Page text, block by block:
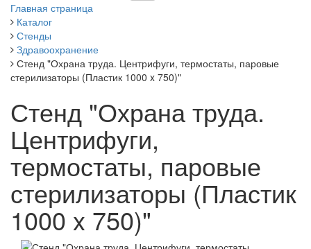
Главная страница
Каталог
Стенды
Здравоохранение
Стенд "Охрана труда. Центрифуги, термостаты, паровые
стерилизаторы (Пластик 1000 x 750)"
Стенд "Охрана труда.
Центрифуги,
термостаты, паровые
стерилизаторы (Пластик
1000 x 750)"